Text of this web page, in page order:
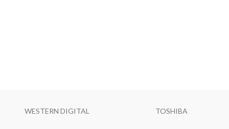
WESTERN DIGITAL TOSHIBA